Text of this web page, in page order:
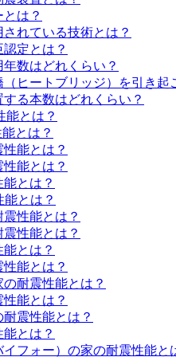
は？
れている技術とは？
定とは？
数はどれくらい？
ヒートブリッジ）を引き起
る本数はどれくらい？
能とは？
とは？
能とは？
能とは？
とは？
とは？
性能とは？
性能とは？
とは？
能とは？
耐震性能とは？
能とは？
震性能とは？
とは？
フォー）の家の耐震性能と